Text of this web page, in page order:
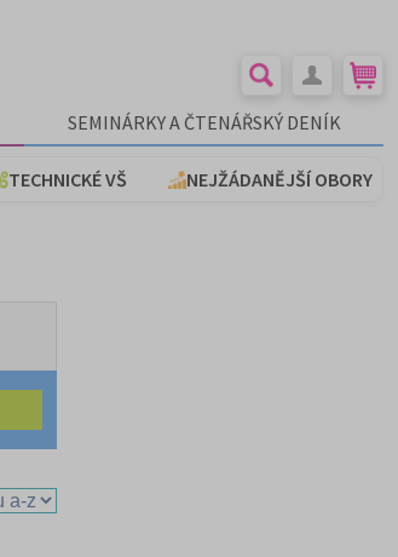
SEMINÁRKY A ČTENÁŘSKÝ DENÍK
TECHNICKÉ VŠ NEJŽÁDANĚJŠÍ OBORY